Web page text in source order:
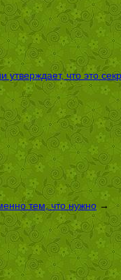
что это
тем, что нужно →